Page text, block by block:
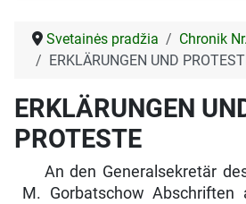
Svetainės pradžia
Chronik
ERKLÄRUNGEN UND
ERKLÄRUNGEN
PROTESTE
An den Generalsekretär
M. Gorbatschow Abschriften